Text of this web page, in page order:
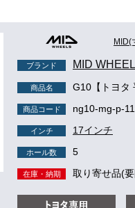
MID(
ブランド MID
商品名 G10【トヨタ
商品コード ng10-mg-p-
インチ 17インチ
ホール数 5
在庫・納期 取り寄せ品(